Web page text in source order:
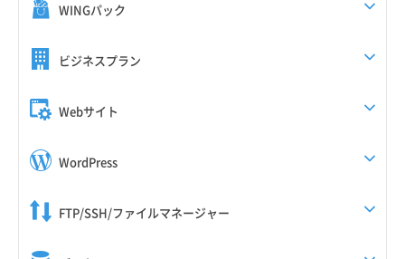
WINGパック
ビジネスプラン
Webサイト
WordPress
FTP/SSH/ファイルマネージャー